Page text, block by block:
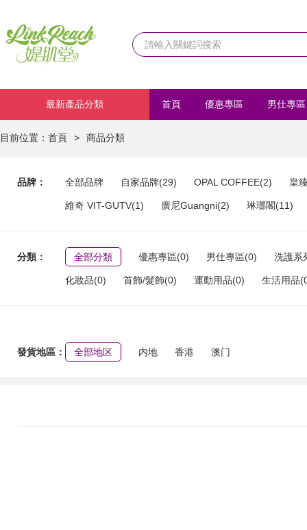
最新產品分類 首頁 優惠專區 男仕專區
目前位置： 首頁 > 商品分類
品牌： 全部品牌 自家品牌(29) OPAL COFFEE(2) 皇
維奇 VIT-GUTV(1) 廣尼Guangni(2) 琳瑯閣(11)
分類： 全部分類 優惠專區(0) 男仕專區(0) 洗護系
化妝品(0) 首飾/髮飾(0) 運動用品(0) 生活用品
發貨地區： 全部地区 内地 香港 澳门